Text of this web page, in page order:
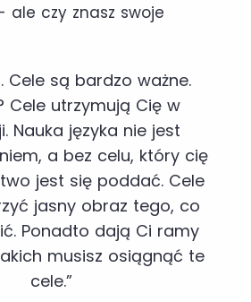
ale czy znasz swoje
Cele są bardzo ważne.
Cele utrzymują Cię w
Nauka języka nie jest
a bez celu, który cię
jest się poddać. Cele
jasny obraz tego, co
Ponadto dają Ci ramy
musisz osiągnąć te
cele.”